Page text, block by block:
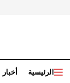
الرئيسية أخبار